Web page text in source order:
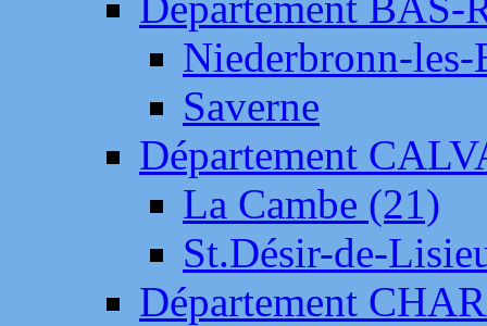
Niederbronn-
Saverne
Département
La Cambe (21)
St.Désir-de-
Département